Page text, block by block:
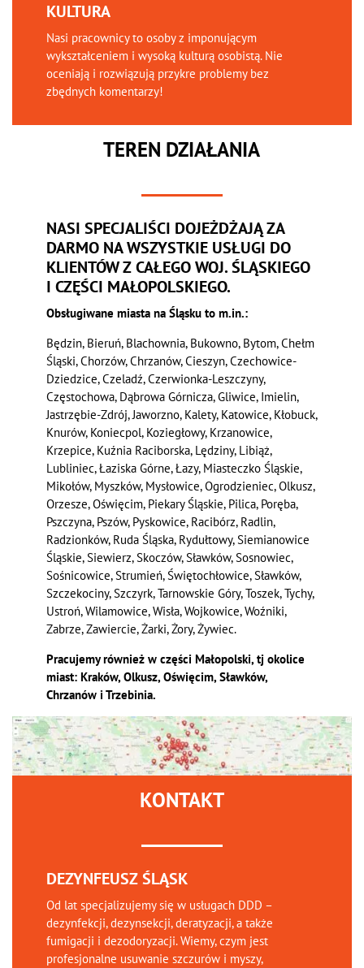
KULTURA
Nasi pracownicy to osoby z imponującym
wykształceniem i wysoką kulturą osobistą. Nie
oceniają i rozwiązują przykre problemy bez
zbędnych komentarzy!
TEREN DZIAŁANIA
NASI SPECJALIŚCI DOJEŻDŻAJĄ ZA
DARMO NA WSZYSTKIE USŁUGI DO
KLIENTÓW Z CAŁEGO WOJ. ŚLĄSKIEGO
I CZĘŚCI MAŁOPOLSKIEGO.
Obsługiwane miasta na Śląsku to m.in.:
Będzin, Bieruń, Blachownia, Bukowno, Bytom, Chełm
Śląski, Chorzów, Chrzanów, Cieszyn, Czechowice-
Dziedzice, Czeladź, Czerwionka-Leszczyny,
Częstochowa, Dąbrowa Górnicza, Gliwice, Imielin,
Jastrzębie-Zdrój, Jaworzno, Kalety, Katowice, Kłobuck,
Knurów, Koniecpol, Koziegłowy, Krzanowice,
Krzepice, Kuźnia Raciborska, Lędziny, Libiąż,
Lubliniec, Łaziska Górne, Łazy, Miasteczko Śląskie,
Mikołów, Myszków, Mysłowice, Ogrodzieniec, Olkusz,
Orzesze, Oświęcim, Piekary Śląskie, Pilica, Poręba,
Pszczyna, Pszów, Pyskowice, Racibórz, Radlin,
Radzionków, Ruda Śląska, Rydułtowy, Siemianowice
Śląskie, Siewierz, Skoczów, Sławków, Sosnowiec,
Sośnicowice, Strumień, Świętochłowice, Sławków,
Szczekociny, Szczyrk, Tarnowskie Góry, Toszek, Tychy,
Ustroń, Wilamowice, Wisła, Wojkowice, Woźniki,
Zabrze, Zawiercie, Żarki, Żory, Żywiec.
Pracujemy również w części Małopolski, tj okolice
miast: Kraków, Olkusz, Oświęcim, Sławków,
Chrzanów i Trzebinia.
KONTAKT
DEZYNFEUSZ ŚLĄSK
Od lat specjalizujemy się w usługach DDD –
dezynfekcji, dezynsekcji, deratyzacji, a także
fumigacji i dezodoryzacji. Wiemy, czym jest
profesjonalne usuwanie szczurów i myszy,